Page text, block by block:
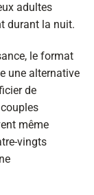
adultes
durant la nuit.
le format
une alternative
de
même
vingts